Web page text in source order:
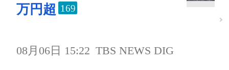
万円超 169
08月06日 15:22 TBS NEWS DIG